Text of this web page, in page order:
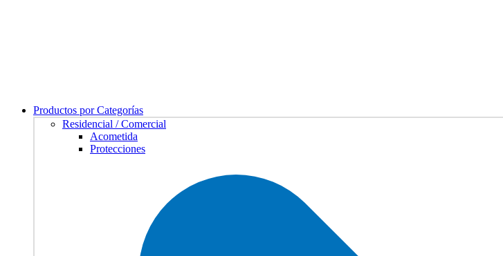
Productos por Categorías
Residencial / Comercial
Acometida
Protecciones